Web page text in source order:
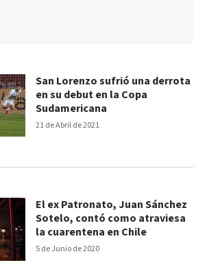
21 de Abril de 2021
San Lorenzo sufrió una derrota
en su debut en la Copa
Sudamericana
5 de Junio de 2020
El ex Patronato, Juan Sánchez
Sotelo, contó como atraviesa
la cuarentena en Chile